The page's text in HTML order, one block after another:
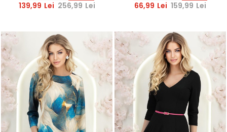
139,99 Lei 256,99 Lei 66,99 Lei 159,99 Lei